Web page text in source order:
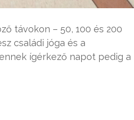
távokon – 50, 100 és 200
családi jóga és a
ígérkező napot pedig a